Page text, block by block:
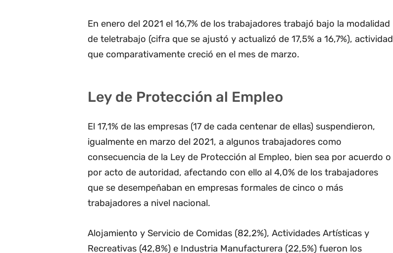
En enero del 2021 el 16,7% de los trabajadores trabajó bajo la modalidad
de teletrabajo (cifra que se ajustó y actualizó de 17,5% a 16,7%), actividad
que comparativamente creció en el mes de marzo.
Ley de Protección al Empleo
El 17,1% de las empresas (17 de cada centenar de ellas) suspendieron,
igualmente en marzo del 2021, a algunos trabajadores como
consecuencia de la Ley de Protección al Empleo, bien sea por acuerdo o
por acto de autoridad, afectando con ello al 4,0% de los trabajadores
que se desempeñaban en empresas formales de cinco o más
trabajadores a nivel nacional.
Alojamiento y Servicio de Comidas (82,2%), Actividades Artísticas y
Recreativas (42,8%) e Industria Manufacturera (22,5%) fueron los